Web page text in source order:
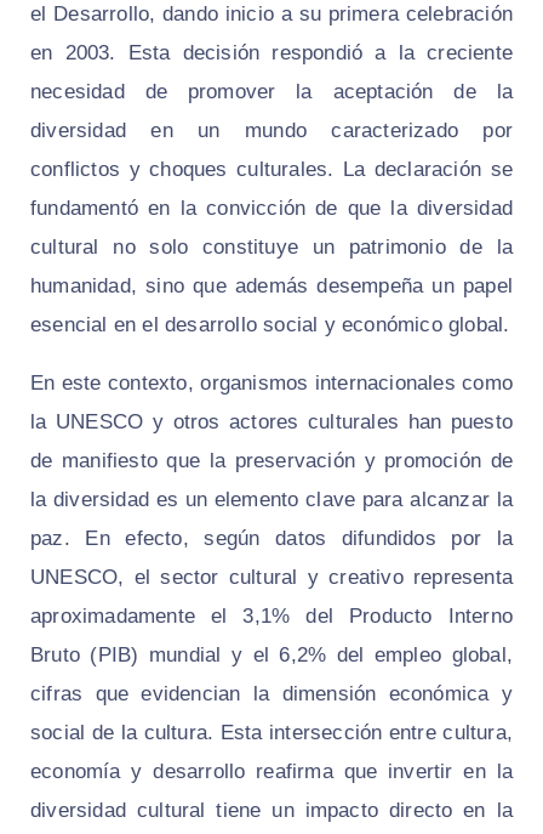
el Desarrollo, dando inicio a su primera celebración
en 2003. Esta decisión respondió a la creciente
necesidad de promover la aceptación de la
diversidad en un mundo caracterizado por
conflictos y choques culturales. La declaración se
fundamentó en la convicción de que la diversidad
cultural no solo constituye un patrimonio de la
humanidad, sino que además desempeña un papel
esencial en el desarrollo social y económico global.
En este contexto, organismos internacionales como
la UNESCO y otros actores culturales han puesto
de manifiesto que la preservación y promoción de
la diversidad es un elemento clave para alcanzar la
paz. En efecto, según datos difundidos por la
UNESCO, el sector cultural y creativo representa
aproximadamente el 3,1% del Producto Interno
Bruto (PIB) mundial y el 6,2% del empleo global,
cifras que evidencian la dimensión económica y
social de la cultura. Esta intersección entre cultura,
economía y desarrollo reafirma que invertir en la
diversidad cultural tiene un impacto directo en la